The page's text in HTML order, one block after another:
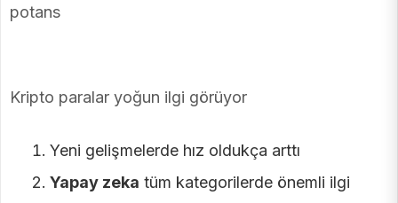
potans
Kripto paralar yoğun ilgi görüyor
Yeni gelişmelerde hız oldukça arttı
Yapay zeka tüm kategorilerde önemli ilgi